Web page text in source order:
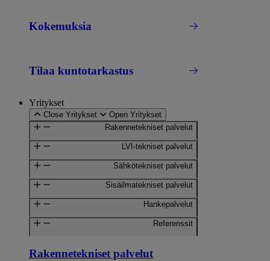
Kokemuksia
Tilaa kuntotarkastus
Yritykset
Close Yritykset
Open Yritykset
Rakennetekniset palvelut
LVI-tekniset palvelut
Sähkötekniset palvelut
Sisäilmatekniset palvelut
Hankepalvelut
Referenssit
Rakennetekniset palvelut